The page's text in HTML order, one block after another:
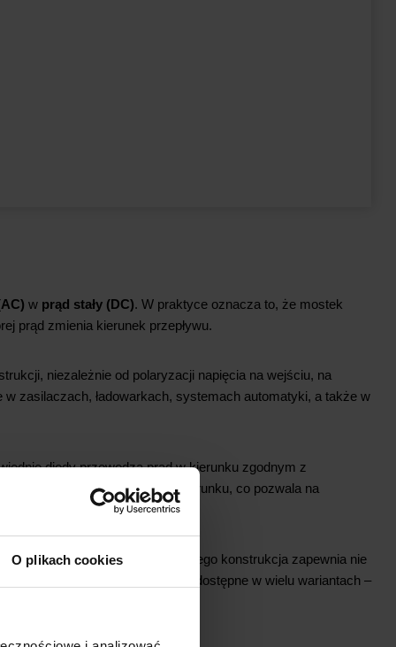
O plikach cookies
w prąd stały (DC). W praktyce oznacza to, że mostek
prąd zmienia kierunek przepływu.
niezależnie od polaryzacji napięcia na wejściu, na
zasilaczach, ładowarkach, systemach automatyki, a także w
diody przewodzą prąd w kierunku zgodnym z
zawsze w tym samym kierunku, co pozwala na
systemach przemysłowych. Jego konstrukcja zapewnia nie
mostki prostownicze są dostępne w wielu wariantach –